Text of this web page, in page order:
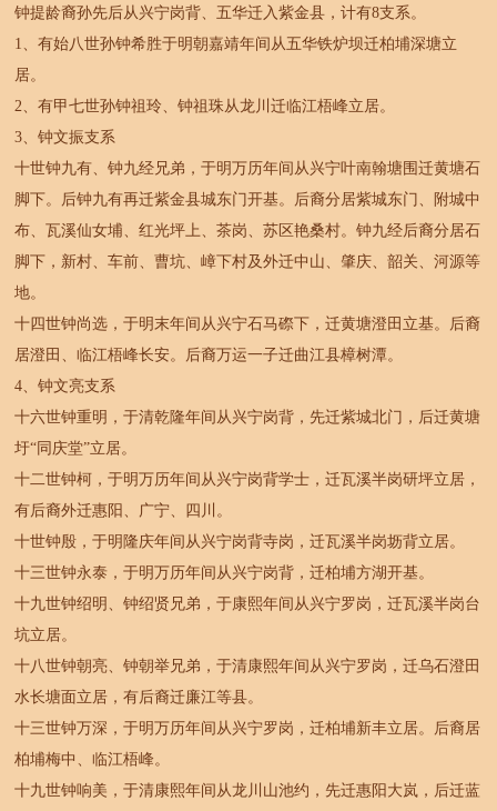
钟提龄裔孙先后从兴宁岗背、五华迁入紫金县，计有8支系。
1、有始八世孙钟希胜于明朝嘉靖年间从五华铁炉坝迁柏埔深塘立
居。
2、有甲七世孙钟祖玲、钟祖珠从龙川迁临江梧峰立居。
3、钟文振支系
十世钟九有、钟九经兄弟，于明万历年间从兴宁叶南翰塘围迁黄塘石
脚下。后钟九有再迁紫金县城东门开基。后裔分居紫城东门、附城中
布、瓦溪仙女埔、红光坪上、茶岗、苏区艳桑村。钟九经后裔分居石
脚下，新村、车前、曹坑、嶂下村及外迁中山、肇庆、韶关、河源等
地。
十四世钟尚选，于明末年间从兴宁石马磜下，迁黄塘澄田立基。后裔
居澄田、临江梧峰长安。后裔万运一子迁曲江县樟树潭。
4、钟文亮支系
十六世钟重明，于清乾隆年间从兴宁岗背，先迁紫城北门，后迁黄塘
圩“同庆堂”立居。
十二世钟柯，于明万历年间从兴宁岗背学士，迁瓦溪半岗研坪立居，
有后裔外迁惠阳、广宁、四川。
十世钟殷，于明隆庆年间从兴宁岗背寺岗，迁瓦溪半岗坜背立居。
十三世钟永泰，于明万历年间从兴宁岗背，迁柏埔方湖开基。
十九世钟绍明、钟绍贤兄弟，于康熙年间从兴宁罗岗，迁瓦溪半岗台
坑立居。
十八世钟朝亮、钟朝举兄弟，于清康熙年间从兴宁罗岗，迁乌石澄田
水长塘面立居，有后裔迁廉江等县。
十三世钟万深，于明万历年间从兴宁罗岗，迁柏埔新丰立居。后裔居
柏埔梅中、临江梧峰。
十九世钟响美，于清康熙年间从龙川山池约，先迁惠阳大岚，后迁蓝